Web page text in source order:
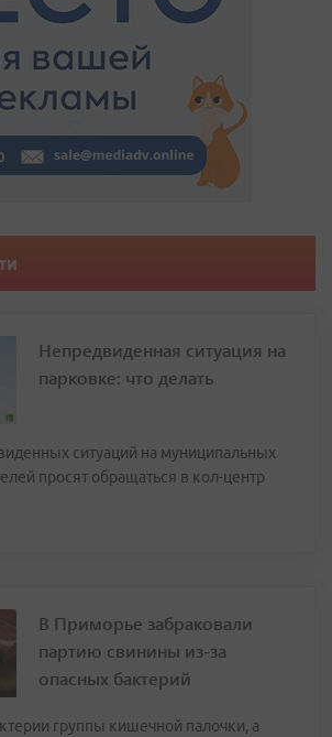
Непредвиденная ситуация на
парковке: что делать
ситуаций на муниципальных
просят обращаться в кол-центр
В Приморье забраковали
партию свинины из-за
опасных бактерий
группы кишечной палочки, а